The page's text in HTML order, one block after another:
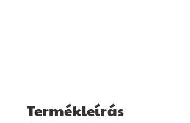
Termékleírás